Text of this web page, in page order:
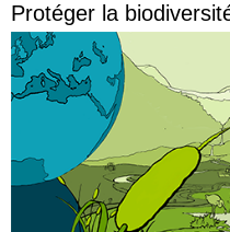
Protéger la